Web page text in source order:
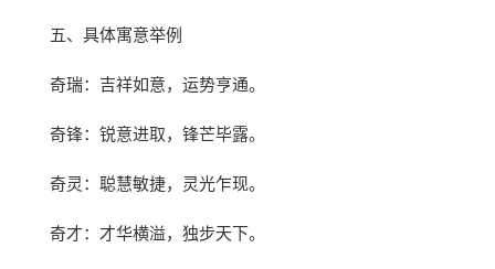
五、具体寓意举例
奇瑞：吉祥如意，运势亨通。
奇锋：锐意进取，锋芒毕露。
奇灵：聪慧敏捷，灵光乍现。
奇才：才华横溢，独步天下。